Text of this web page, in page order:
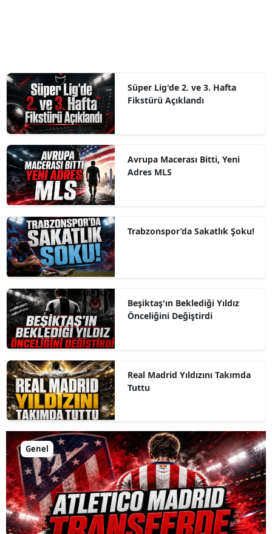
Süper Lig'de 2. ve 3. Hafta
Fikstürü Açıklandı
Avrupa Macerası Bitti, Yeni
Adres MLS
Trabzonspor’da Sakatlık Şoku!
Beşiktaş'ın Beklediği Yıldız
Önceliğini Değiştirdi
Real Madrid Yıldızını Takımda
Tuttu
Genel